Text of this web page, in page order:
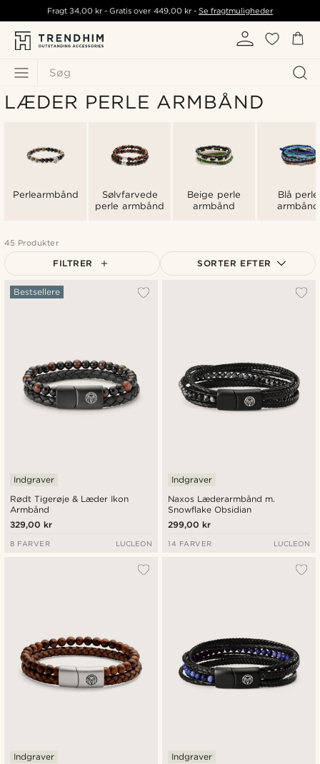
Søg
Fragt34,00 kr - Gratis over 449,00 kr- Se fragtmuligheder
LÆDER PERLE ARMBÅND
Perlearmbånd
Sølvfarvede
perle armbånd
Beige perle
armbånd
Blå perle
armbånd
45 Produkter
FILTRER SORTER EFTER
Rødt Tigerøje & Læder Ikon
Armbånd
Bestsellere
Indgraver
329,00 kr
8 FARVER LUCLEON
Naxos Læderarmbånd m.
Snowflake Obsidian
Indgraver
299,00 kr
14 FARVER LUCLEON
Indgraver Indgraver